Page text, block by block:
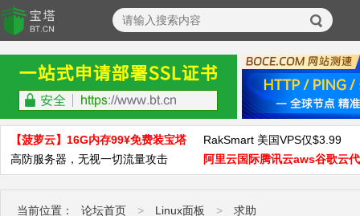
【菠萝云】16G内存99¥免费装宝塔
RakSmart 美国VPS仅$3.99
高防服务器，无视一切流量攻击
阿里云国际腾讯云aws谷歌云
当前位置： 论坛首页 > Linux面板 > 求助